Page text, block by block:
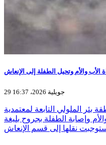
29 جويلية 2026، 16:37
الملولي التابعة لمعتمدية
وإصابة الطفلة بجروح بليغة